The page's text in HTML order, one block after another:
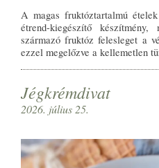
A magas fruktóztartalmú
étrend-kiegészítő
származó fruktóz felesleget a
ezzel megelőzve a kellemetlen
Jégkrémdivat
2026. július 25.